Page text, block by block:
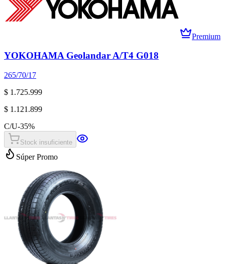
Premium
YOKOHAMA Geolandar A/T4 G018
265/70/17
$ 1.725.999
$ 1.121.899
C/U-35%
Stock insuficiente
Súper Promo